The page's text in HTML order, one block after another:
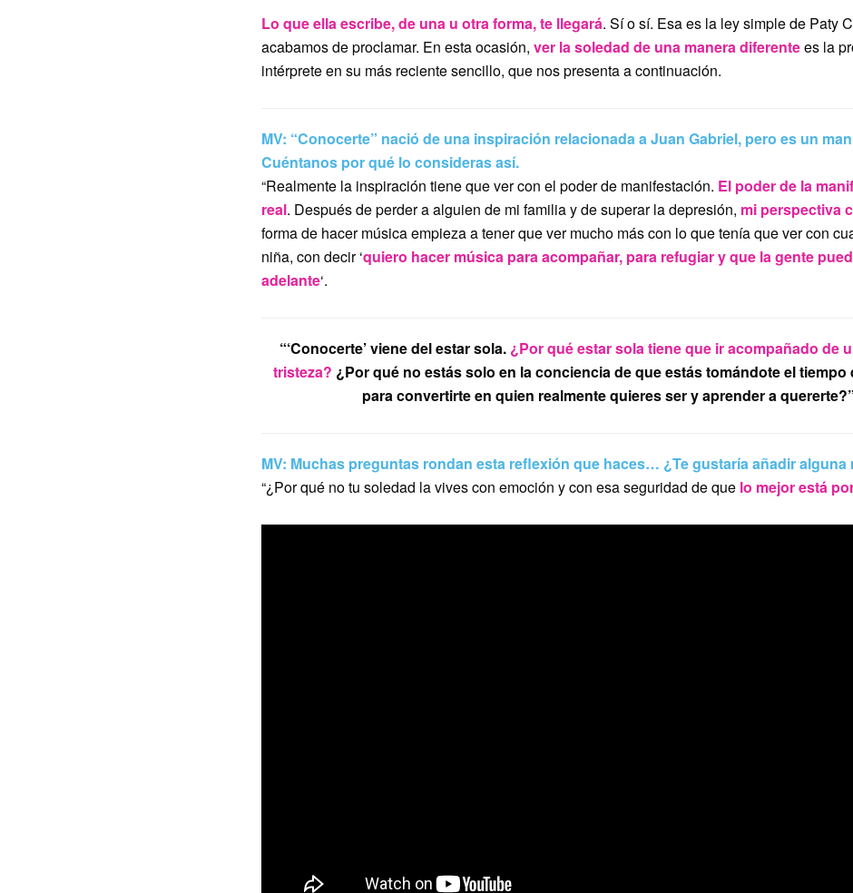
Lo que ella escribe, de una u otra forma, te llegará. Sí o sí. Esa es la ley simple de Paty
acabamos de proclamar. En esta ocasión, ver la soledad de una manera diferentees la
intérprete en su más reciente sencillo, que nos presenta a continuación.
MV: “Conocerte” nació de una inspiración relacionada a Juan Gabriel, pero es un
Cuéntanos por qué lo consideras así.
“Realmente la inspiración tiene que ver con el poder de manifestación. El poder de la
real. Después de perder a alguien de mi familia y de superar la depresión, mi perspectiva
forma de hacer música empieza a tener que ver mucho más con lo que tenía que ver con
niña, con decir ‘quiero hacer música para acompañar, para refugiar y que la gente
adelante‘.
“‘Conocerte’ viene del estar sola. ¿Por qué estarsola tiene que ir acompañado de
tristeza? ¿Por qué no estás solo en la conciencia de que estás tomándote el tiempo
para convertirte en quien realmente quieres ser y aprender a
MV: Muchas preguntas rondan esta reflexión que haces… ¿Te gustaría añadir alguna
“¿Por qué no tu soledad la vives con emoción y con esa seguridad de que lo mejor está